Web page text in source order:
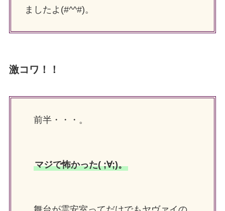
ましたよ(#^^#)。
激コワ！！
前半・・・。
マジで怖かった( ;∀;)。